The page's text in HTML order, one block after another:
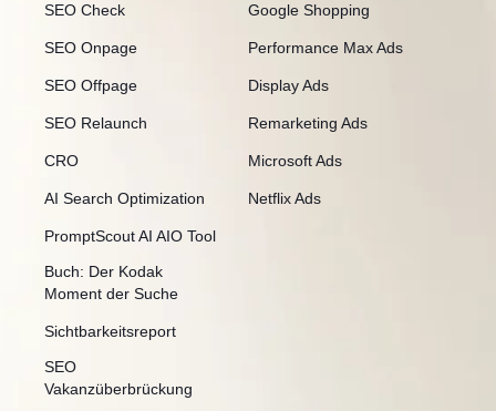
SEO Check
SEO Onpage
SEO Offpage
SEO Relaunch
CRO
AI Search Optimization
PromptScout AI AIO Tool
Buch: Der Kodak
Moment der Suche
Sichtbarkeitsreport
SEO
Vakanzüberbrückung
Google Shopping
Performance Max Ads
Display Ads
Remarketing Ads
Microsoft Ads
Netflix Ads